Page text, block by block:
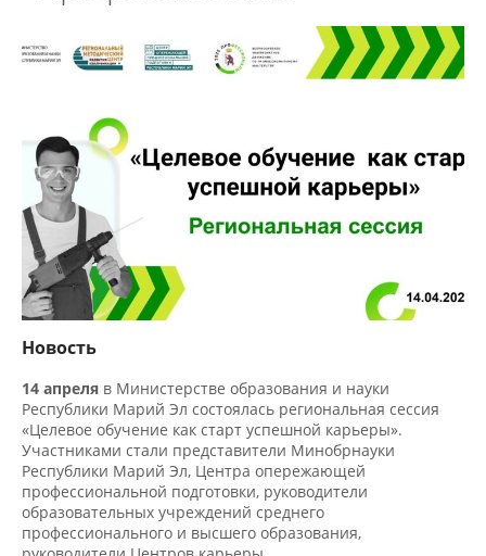
Республики Марий Эл состоялась региональная сессия
«Целевое обучение как старт успешной карьеры».
Участниками стали представители Минобрнауки
Республики Марий Эл, Центра опережающей
профессиональной подготовки, руководители
образовательных учреждений среднего
профессионального и высшего образования,
руководители Центров карьеры.